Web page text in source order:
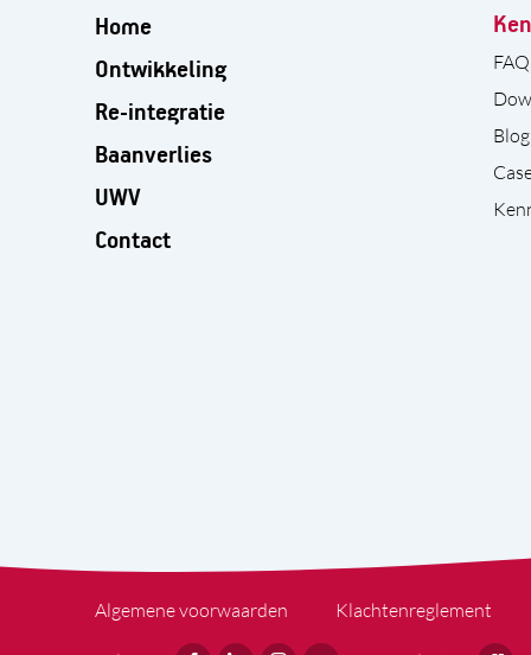
Home
Ontwikkeling
Re-integratie
Baanverlies
UWV
Contact
FAQ
Blog
Algemene voorwaarden Klachtenreglement